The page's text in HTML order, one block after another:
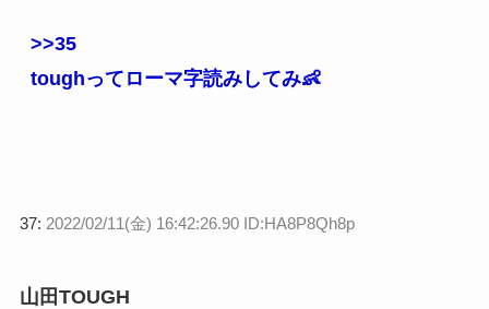
>>35
toughってローマ字読みしてみ👶
37: 2022/02/11(金) 16:42:26.90 ID:HA8P8Qh8p
山田TOUGH